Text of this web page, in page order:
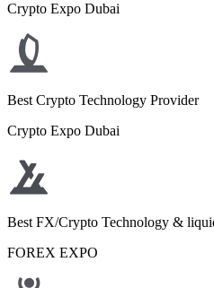
Crypto Expo Dubai
Best Crypto Technology Provider
Crypto Expo Dubai
Best FX/Crypto Technology &
FOREX EXPO